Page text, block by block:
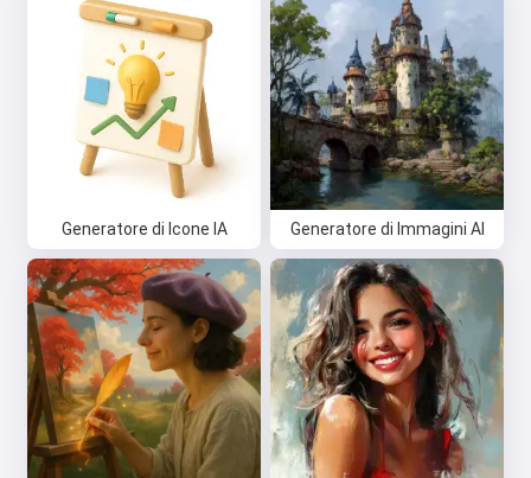
Generatore di Icone IA Generatore di Immagini AI